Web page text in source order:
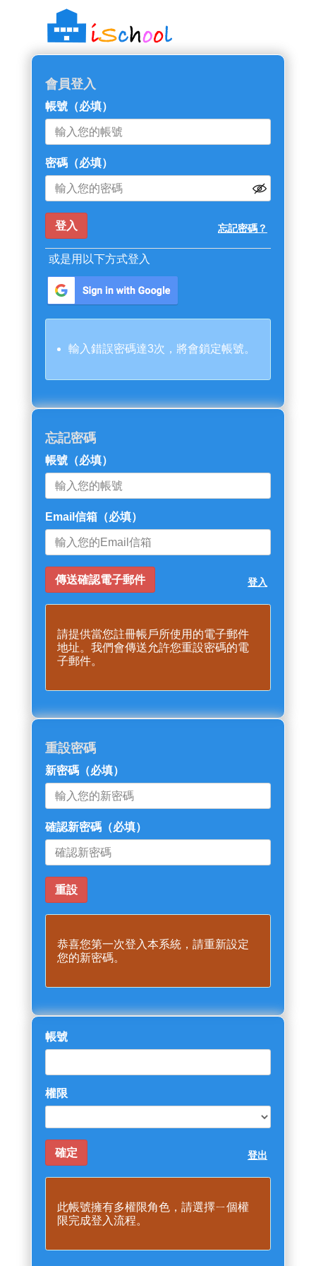
::: 跳過主導覽區塊
會員登入
帳號 （必填）
密碼 （必填）
忘記密碼？
或是用以下方式登入
輸入錯誤密碼達3次，將會鎖定帳號。
忘記密碼
帳號 （必填）
Email信箱 （必填）
登入
請提供當您註冊帳戶所使用的電子郵件
地址。我們會傳送允許您重設密碼的電
子郵件。
重設密碼
新密碼 （必填）
確認新密碼 （必填）
恭喜您第一次登入本系統，請重新設定
您的新密碼。
帳號
權限
登出
此帳號擁有多權限角色，請選擇ㄧ個權
限完成登入流程。